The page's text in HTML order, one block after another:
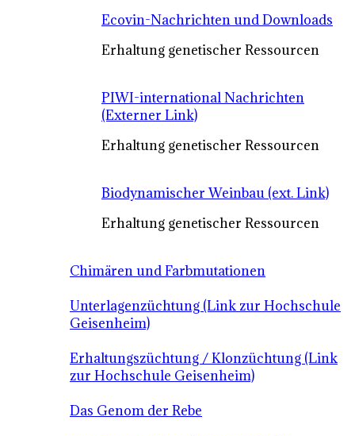
Ecovin-Nachrichten und Downloads
Erhaltung genetischer Ressourcen
PIWI-international Nachrichten
(Externer Link)
Erhaltung genetischer Ressourcen
Biodynamischer Weinbau (ext. Link)
Erhaltung genetischer Ressourcen
Chimären und Farbmutationen
Unterlagenzüchtung (Link zur Hochschule
Geisenheim)
Erhaltungszüchtung / Klonzüchtung (Link
zur Hochschule Geisenheim)
Das Genom der Rebe